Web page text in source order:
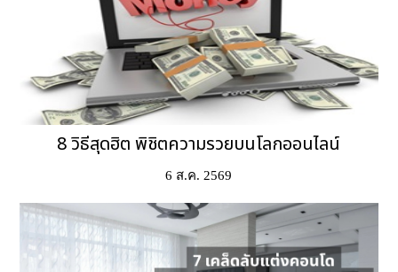
8 วิธีสุดฮิต พิชิตความรวยบนโลกออนไลน์
6 ส.ค. 2569